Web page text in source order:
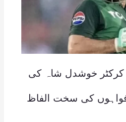
کرکٹر خوشدل شاہ کی
کی سخت الفاظ